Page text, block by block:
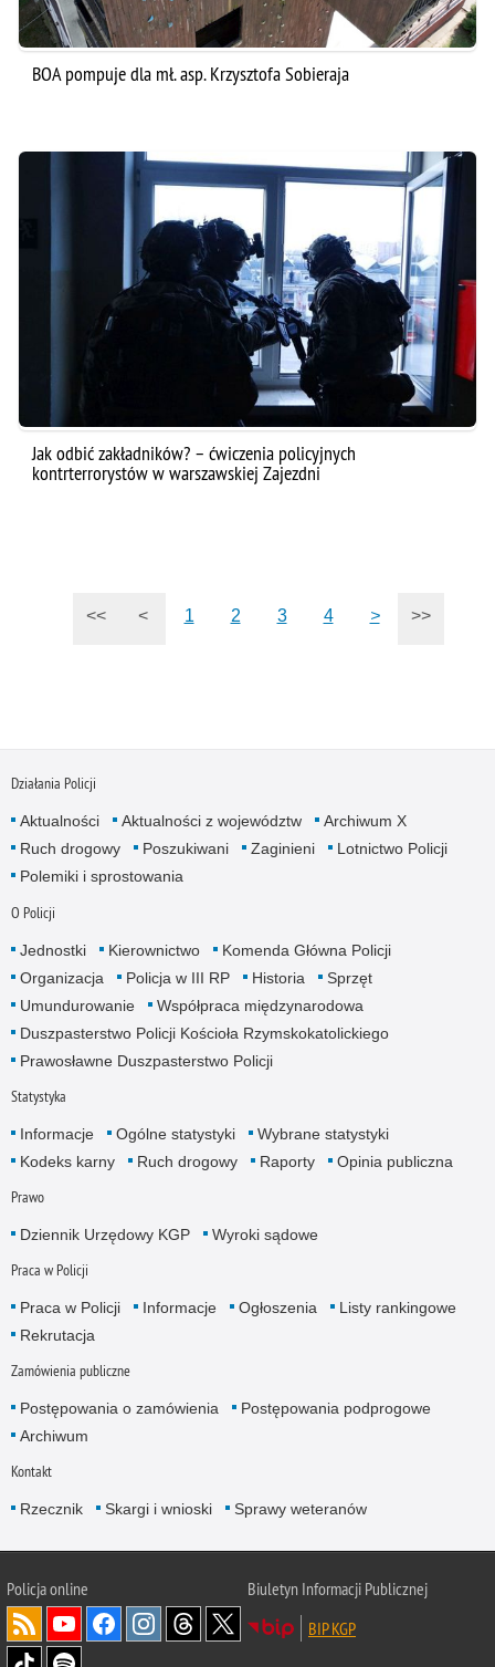
BOA pompuje dla mł. asp. Krzysztofa Sobieraja
Jak odbić zakładników? – ćwiczenia policyjnych
kontrterrorystów w warszawskiej Zajezdni
<< < 1 2 3 4 > >>
Działania Policji
Aktualności Aktualności z województw
Archiwum X
Ruch drogowy
Poszukiwani Zaginieni
Lotnictwo Policji
Polemiki i sprostowania
O Policji
Jednostki Kierownictwo
Komenda Główna Policji
Organizacja
Policja w III RP Historia
Sprzęt
Umundurowanie
Współpraca międzynarodowa
Duszpasterstwo Policji Kościoła Rzymskokatolickiego
Prawosławne Duszpasterstwo Policji
Statystyka
Informacje Ogólne statystyki
Wybrane statystyki
Kodeks karny
Ruch drogowy Raporty Opinia publiczna
Prawo
Dziennik Urzędowy KGP Wyroki sądowe
Praca w Policji
Praca w Policji Informacje Ogłoszenia
Listy rankingowe
Rekrutacja
Zamówienia publiczne
Postępowania o zamówienia
Postępowania podprogowe
Archiwum
Kontakt
Rzecznik Skargi i wnioski Sprawy weteranów
Policjaonline
Biuletyn Informacji Publicznej
BIP KGP